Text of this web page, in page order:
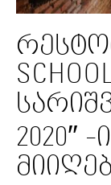
2020″